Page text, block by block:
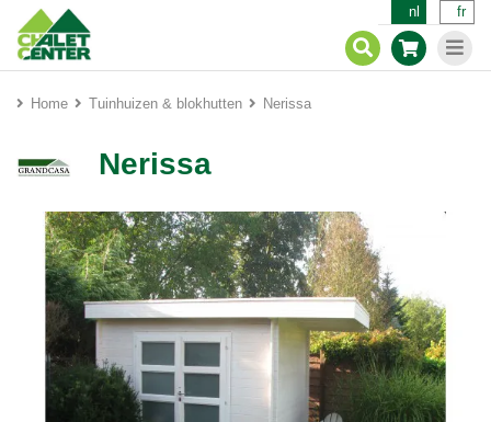
nl fr
Home Tuinhuizen & blokhutten Nerissa
Nerissa